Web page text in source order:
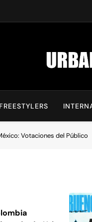
FREESTYLERS
Votaciones del Público